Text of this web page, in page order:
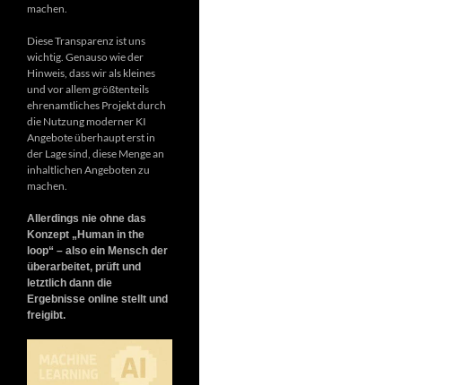
machen.
Diese Transparenz ist uns
wichtig. Genauso wie der
Hinweis, dass wir als kleines
und vor allem größtenteils
ehrenamtliches Projekt durch
die Nutzung moderner KI
Angebote überhaupt erst in
der Lage sind, diese Menge an
inhaltlichen Angeboten zu
machen.
Allerdings nie ohne das
Konzept „Human in the
loop“ – also ein Mensch der
überarbeitet, prüft und
letztlich dann die
Ergebnisse online stellt und
freigibt.